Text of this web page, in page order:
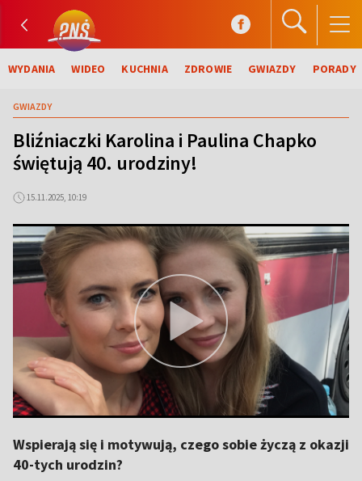
WYDANIA WIDEO KUCHNIA ZDROWIE GWIAZDY PORADY
GWIAZDY
Bliźniaczki Karolina i Paulina Chapko
świętują 40. urodziny!
15.11.2025, 10:19
Wspierają się i motywują, czego sobie życzą z okazji
40-tych urodzin?